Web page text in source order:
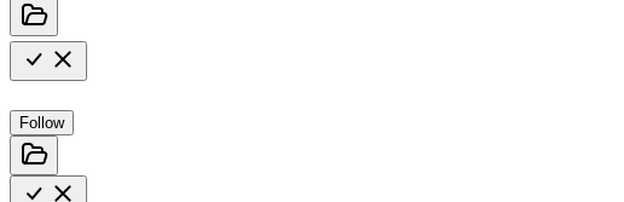
Follow